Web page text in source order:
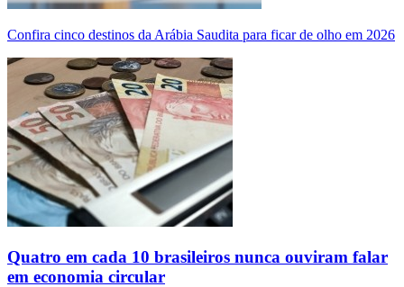
Confira cinco destinos da Arábia Saudita para ficar de olho em 2026
Quatro em cada 10 brasileiros nunca ouviram falar
em economia circular